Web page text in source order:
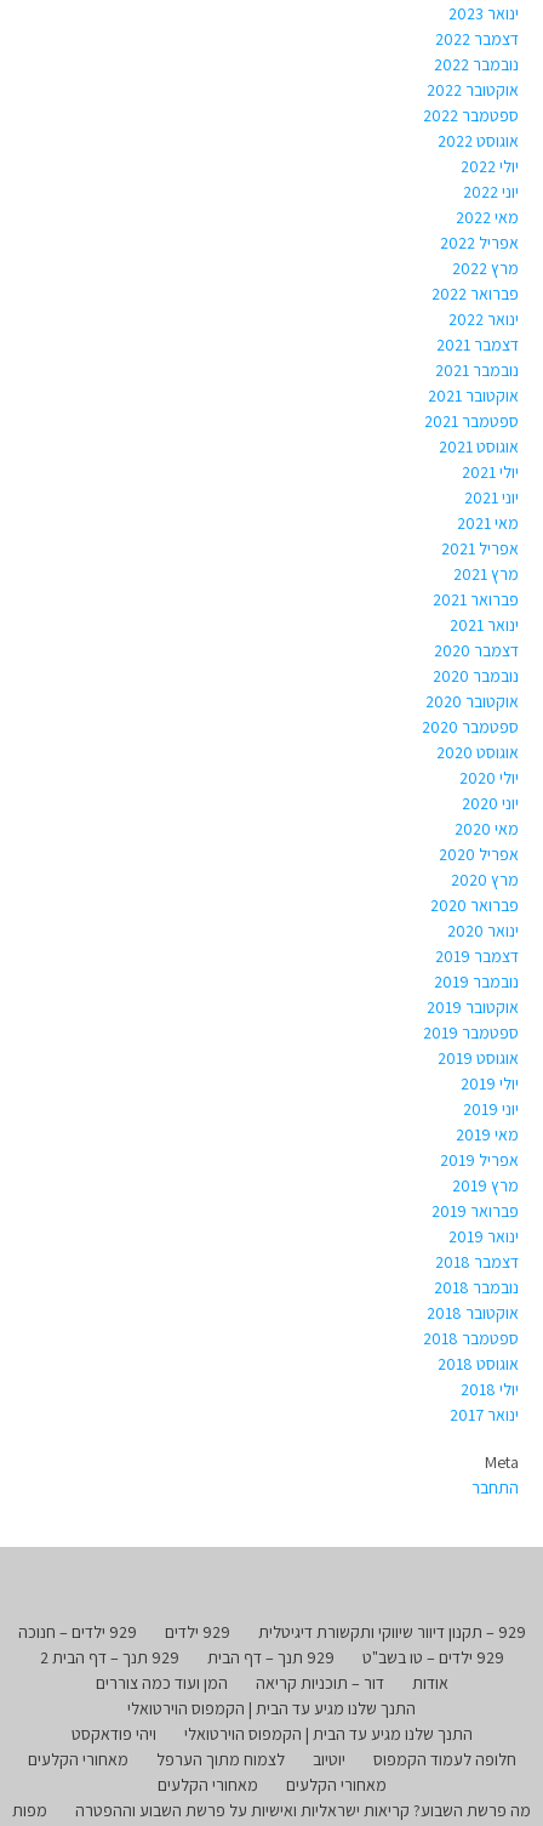
ינואר 2023
דצמבר 2022
נובמבר 2022
אוקטובר 2022
ספטמבר 2022
אוגוסט 2022
יולי 2022
יוני 2022
מאי 2022
אפריל 2022
מרץ 2022
פברואר 2022
ינואר 2022
דצמבר 2021
נובמבר 2021
אוקטובר 2021
ספטמבר 2021
אוגוסט 2021
יולי 2021
יוני 2021
מאי 2021
אפריל 2021
מרץ 2021
פברואר 2021
ינואר 2021
דצמבר 2020
נובמבר 2020
אוקטובר 2020
ספטמבר 2020
אוגוסט 2020
יולי 2020
יוני 2020
מאי 2020
אפריל 2020
מרץ 2020
פברואר 2020
ינואר 2020
דצמבר 2019
נובמבר 2019
אוקטובר 2019
ספטמבר 2019
אוגוסט 2019
יולי 2019
יוני 2019
מאי 2019
אפריל 2019
מרץ 2019
פברואר 2019
ינואר 2019
דצמבר 2018
נובמבר 2018
אוקטובר 2018
ספטמבר 2018
אוגוסט 2018
יולי 2018
ינואר 2017
Meta
התחבר
929 – תקנון דיוור שיווקי ותקשורת דיגיטלית 929 ילדים
929 ילדים – חנוכה
929 ילדים – טו בשב"ט
929 תנך – דף הבית
929 תנך – דף הבית 2
אודות
דור – תוכניות קריאה
המן ועוד כמה צוררים
התנך שלנו מגיע עד הבית | הקמפוס הוירטואלי
התנך שלנו מגיע עד הבית | הקמפוס הוירטואלי
ויהי פודאקסט
חלופה לעמוד הקמפוס
יוטיוב לצמוח מתוך הערפל
מאחורי הקלעים
מאחורי הקלעים
מאחורי הקלעים
מה פרשת השבוע? קריאות ישראליות ואישיות על פרשת השבוע וההפטרה
מפות